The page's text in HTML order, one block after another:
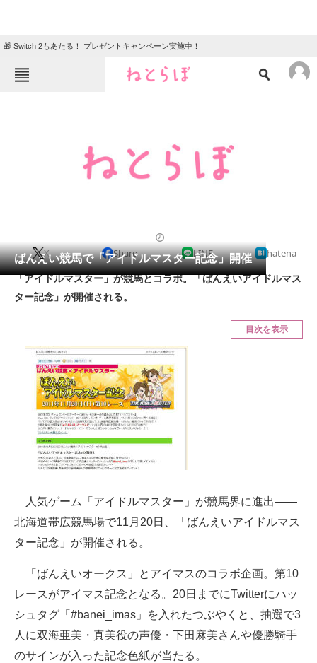
🎁 Switch 2もあたる！ プレゼントキャンペーン実施中！
クイズ
地域
会員記事
メディア
ITの今と未来を見通す
スマホと通信の最新トレンド
進化するPCとデバイスの未来
好きが集まる 比べて選べる
ビジネスと働き方のヒント
AI活用のいまが分かる
企業ITのトレンドを詳説
マーケ×ITの今がよく分かる
ITエンジニア向け専門サイト
企業向けIT製品の総合サイト
ばんえい競馬で「アイドルマスター記念」開催
X Share LINE hatena
「アイドルマスター」が競馬とコラボ。「ばんえいアイドルマス
ター記念」が開催される。
目次を表示
人気ゲーム「アイドルマスター」が競馬界に進出――
北海道帯広競馬場で11月20日、「ばんえいアイドルマス
ター記念」が開催される。
「ばんえいオークス」とアイマスのコラボ企画。第10
レースがアイマス記念となる。20日までにTwitterにハッ
シュタグ「#banei_imas」を入れたつぶやくと、抽選で3
人に双海亜美・真美役の声優・下田麻美さんや優勝騎手
のサインが入った記念色紙が当たる。